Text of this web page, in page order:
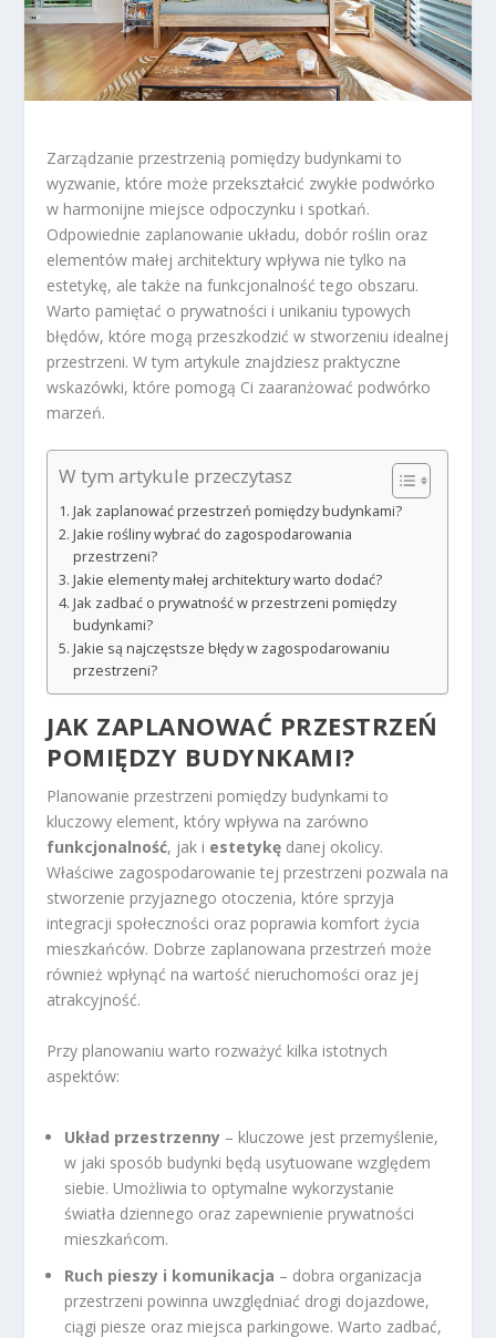
Zarządzanie przestrzenią pomiędzy budynkami to
wyzwanie, które może przekształcić zwykłe podwórko
w harmonijne miejsce odpoczynku i spotkań.
Odpowiednie zaplanowanie układu, dobór roślin oraz
elementów małej architektury wpływa nie tylko na
estetykę, ale także na funkcjonalność tego obszaru.
Warto pamiętać o prywatności i unikaniu typowych
błędów, które mogą przeszkodzić w stworzeniu idealnej
przestrzeni. W tym artykule znajdziesz praktyczne
wskazówki, które pomogą Ci zaaranżować podwórko
marzeń.
W tym artykule przeczytasz
Jak zaplanować przestrzeń pomiędzy budynkami?
Jakie rośliny wybrać do zagospodarowania
przestrzeni?
Jakie elementy małej architektury warto dodać?
Jak zadbać o prywatność w przestrzeni pomiędzy
budynkami?
Jakie są najczęstsze błędy w zagospodarowaniu
przestrzeni?
JAK ZAPLANOWAĆ PRZESTRZEŃ
POMIĘDZY BUDYNKAMI?
Planowanie przestrzeni pomiędzy budynkami to
kluczowy element, który wpływa na zarówno
funkcjonalność, jak i estetykę danej okolicy.
Właściwe zagospodarowanie tej przestrzeni pozwala na
stworzenie przyjaznego otoczenia, które sprzyja
integracji społeczności oraz poprawia komfort życia
mieszkańców. Dobrze zaplanowana przestrzeń może
również wpłynąć na wartość nieruchomości oraz jej
atrakcyjność.
Przy planowaniu warto rozważyć kilka istotnych
aspektów:
Układ przestrzenny – kluczowe jest przemyślenie,
w jaki sposób budynki będą usytuowane względem
siebie. Umożliwia to optymalne wykorzystanie
światła dziennego oraz zapewnienie prywatności
mieszkańcom.
Ruch pieszy i komunikacja – dobra organizacja
przestrzeni powinna uwzględniać drogi dojazdowe,
ciągi piesze oraz miejsca parkingowe. Warto zadbać,